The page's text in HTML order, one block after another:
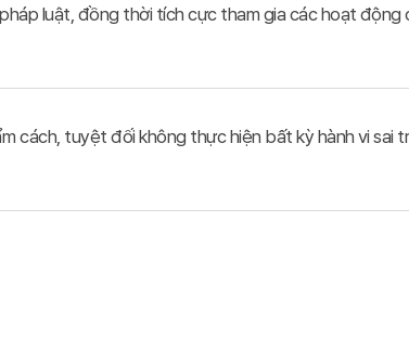
luật, đồng thời tích cực tham gia các hoạt
cách, tuyệt đối không thực hiện bất kỳ hành vi